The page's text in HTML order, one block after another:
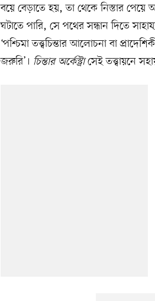
বয়ে বেড়াতে হয়, তা থেকে নিস্তার পেয়ে
ঘটাতে পারি, সে পথের সন্ধান দিতে
‘পশ্চিমা তত্ত্বচিন্তার আলোচনা বা
জরুরি’। চিন্তার অর্কেস্ট্রাসেই তত্ত্বায়নে